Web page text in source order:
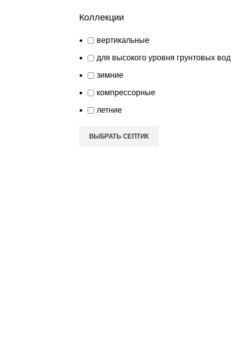
Коллекции
вертикальные
для высокого уровня грунтовых вод
зимние
компрессорные
летние
ВЫБРАТЬ СЕПТИК